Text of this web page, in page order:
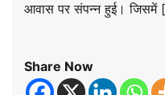
आवास पर संपन्न हुई। जिसमें
Share Now